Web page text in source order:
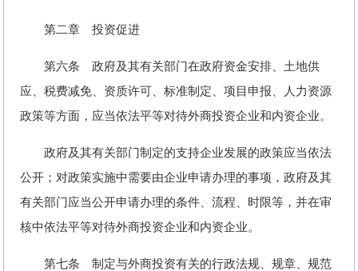
第二章 投资促进
第六条 政府及其有关部门在政府资金安排、土地供
应、税费减免、资质许可、标准制定、项目申报、人力资源
政策等方面，应当依法平等对待外商投资企业和内资企业。
政府及其有关部门制定的支持企业发展的政策应当依法
公开；对政策实施中需要由企业申请办理的事项，政府及其
有关部门应当公开申请办理的条件、流程、时限等，并在审
核中依法平等对待外商投资企业和内资企业。
第七条 制定与外商投资有关的行政法规、规章、规范